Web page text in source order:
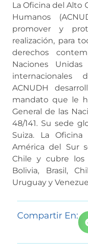
La Oficina del Alto
Humanos
promover y
realización, para
derechos
Naciones
internacionales
ACNUDH
mandato que le
General de las
48/141. Su sede
Suiza. La
América del Sur
Chile y cubre los
Bolivia, Brasil,
Uruguay y
Compartir En: